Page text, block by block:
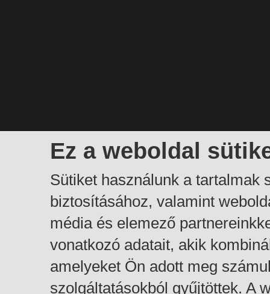
Ez a weboldal
Sütiket használunk a tartalmak
biztosításához, valamint
média és elemező
vonatkozó adatait, akik
amelyeket Ön adott meg
szolgáltatásokból gyűjtöttek. A